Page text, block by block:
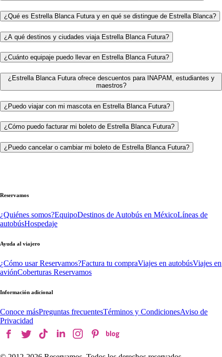
¿Qué es Estrella Blanca Futura y en qué se distingue de Estrella Blanca?
¿A qué destinos y ciudades viaja Estrella Blanca Futura?
¿Cuánto equipaje puedo llevar en Estrella Blanca Futura?
¿Estrella Blanca Futura ofrece descuentos para INAPAM, estudiantes y
maestros?
¿Puedo viajar con mi mascota en Estrella Blanca Futura?
¿Cómo puedo facturar mi boleto de Estrella Blanca Futura?
¿Puedo cancelar o cambiar mi boleto de Estrella Blanca Futura?
Reservamos
¿Quiénes somos?EquipoDestinos de Autobús en MéxicoLíneas de
autobúsHospedaje
Ayuda al viajero
¿Cómo usar Reservamos?Factura tu compraViajes en autobúsViajes en
aviónCoberturas Reservamos
Información adicional
Conoce másPreguntas frecuentesTérminos y CondicionesAviso de
Privacidad